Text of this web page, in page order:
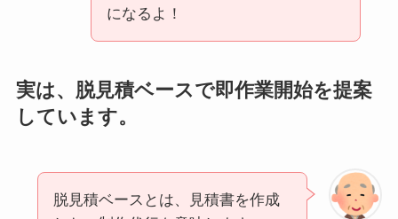
になるよ！
実は、脱見積ベースで即作業開始を提案
しています。
脱見積ベースとは、見積書を作成